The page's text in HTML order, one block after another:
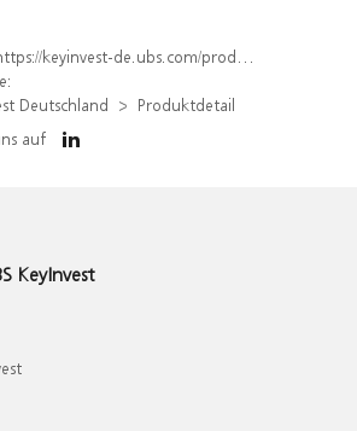
keyinvest-de.ubs.com/produkt/detail/index/isin/DE000WA6GYX7
Deutschland
Produktdetail
auf
KeyInvest